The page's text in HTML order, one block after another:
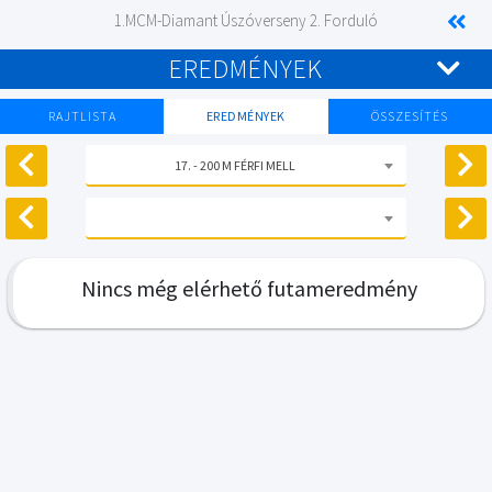
1.MCM-Diamant Úszóverseny 2. Forduló
EREDMÉNYEK
RAJTLISTA EREDMÉNYEK ÖSSZESÍTÉS
17. - 200 M FÉRFI MELL
Nincs még elérhető futameredmény